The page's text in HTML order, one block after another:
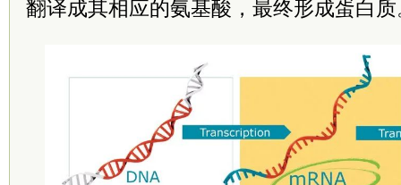
翻译成其相应的氨基酸，最终形成蛋白质